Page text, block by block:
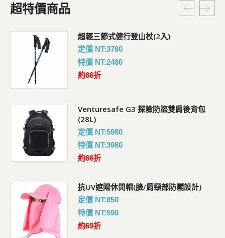
超特價商品
超輕三節式健行登山杖(2入)
定價 NT:3760
特價 NT:2480
約66折
Venturesafe G3 探險防盜雙肩後背包
(28L)
定價 NT:5980
特價 NT:3980
約66折
抗UV遮陽休閒帽(臉/肩頸部防曬設計)
定價 NT:850
特價 NT:590
約69折